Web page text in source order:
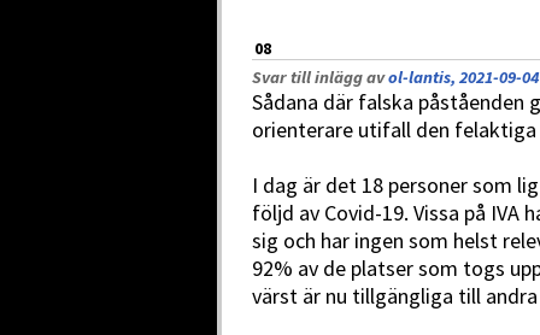
08
Svar till inlägg avol-lantis, 2021-09-
Sådana där falska
orienterare utifall den felaktiga
I dag är det 18 personer som
följd av Covid-19. Vissa på IVA
sig och har ingen som helst
92% av de platser som togs
värst är nu tillgängliga till